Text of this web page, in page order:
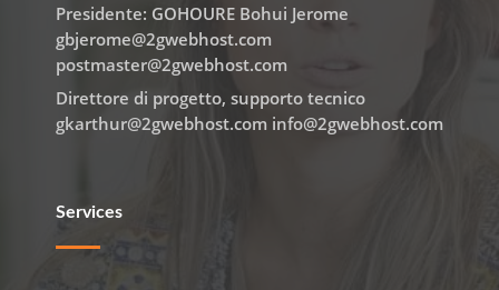
Presidente: GOHOURE Bohui Jerome
gbjerome@2gwebhost.com
postmaster@2gwebhost.com
Direttore di progetto, supporto tecnico
gkarthur@2gwebhost.com info@2gwebhost.com
Services